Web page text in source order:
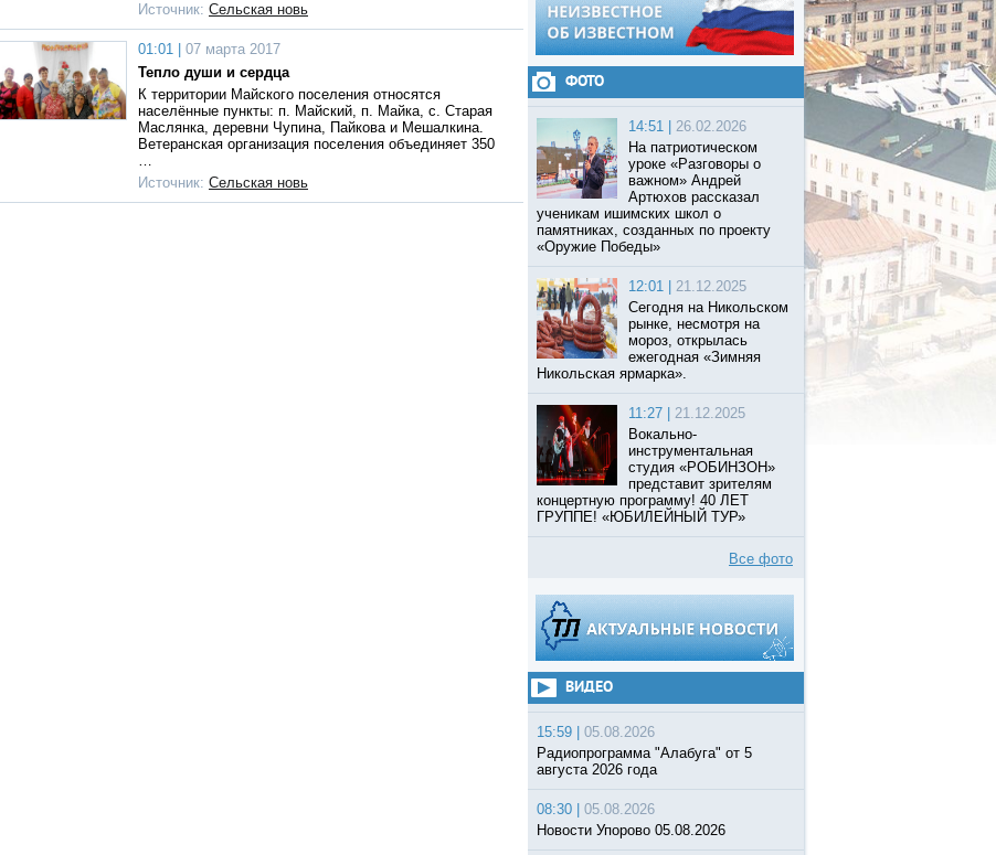
Источник: Сельская новь
01:01 |
07 марта 2017
Тепло души и сердца
К территории Майского поселения относятся
населённые пункты: п. Майский, п. Майка, с. Старая
Маслянка, деревни Чупина, Пайкова и Мешалкина.
Ветеранская организация поселения объединяет 350
…
Источник: Сельская новь
ФОТО
14:51 |
26.02.2026
На патриотическом
уроке «Разговоры о
важном» Андрей
Артюхов рассказал
ученикам ишимских школ о
памятниках, созданных по проекту
«Оружие Победы»
12:01 |
21.12.2025
Сегодня на Никольском
рынке, несмотря на
мороз, открылась
ежегодная «Зимняя
Никольская ярмарка».
11:27 |
21.12.2025
Вокально-
инструментальная
студия «РОБИНЗОН»
представит зрителям
концертную программу! 40 ЛЕТ
ГРУППЕ! «ЮБИЛЕЙНЫЙ ТУР»
Все фото
ВИДЕО
15:59 |
05.08.2026
Радиопрограмма "Алабуга" от 5
августа 2026 года
08:30 |
05.08.2026
Новости Упорово 05.08.2026